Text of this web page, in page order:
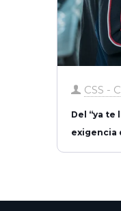
CSS -
Del “ya te
exigencia